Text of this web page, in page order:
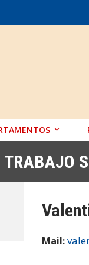
SOCIAL
TRABAJO
Mail: